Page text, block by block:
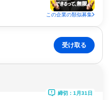
この企業の類似募集
受け取る
締切：1月31日